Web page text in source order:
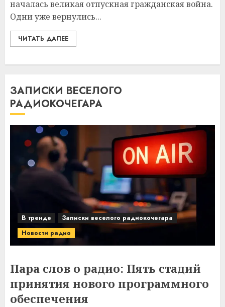
началась великая отпускная гражданская война.
Одни уже вернулись...
ЧИТАТЬ ДАЛЕЕ
ЗАПИСКИ ВЕСЕЛОГО
РАДИОКОЧЕГАРА
В тренде
Записки веселого радиокочегара
Новости радио
Пара слов о радио: Пять стадий
принятия нового программного
обеспечения